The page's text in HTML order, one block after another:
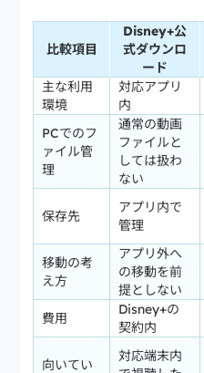
比較項目
Disney+公
式ダウンロ
ード
主な利用
環境
対応アプリ
内
PCでのフ
ァイル管
理
通常の動画
ファイルと
しては扱わ
ない
保存先
アプリ内で
管理
移動の考
え方
アプリ外へ
の移動を前
提としない
費用
Disney+の
契約内
向いてい
対応端末内